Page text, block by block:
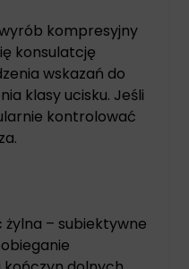
kompresyjny
konsulatcję
wskazań do
klasy ucisku. Jeśli
kontrolować
żylna – subiektywne